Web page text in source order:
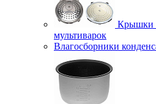
Крышки
мультиварок
Влагосборники